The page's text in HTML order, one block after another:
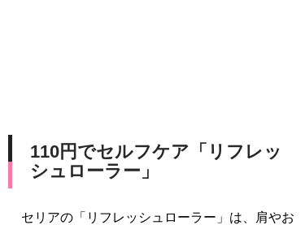
110円でセルフケア「リフレッ
シュローラー」
セリアの「リフレッシュローラー」は、肩やお